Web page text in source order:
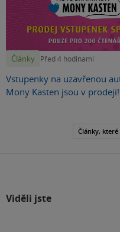
Články Před 4 hodinami
Vstupenky na uzavřenou
Mony Kasten jsou v prodeji!
Články,
Viděli jste